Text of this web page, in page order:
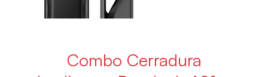
Combo Cerradura